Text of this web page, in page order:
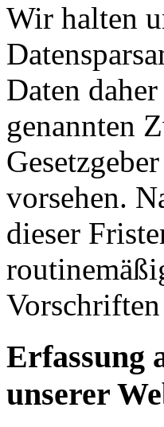
Wir halten
Daten
genannten
vorsehen.
dieser
Erfassung
unserer